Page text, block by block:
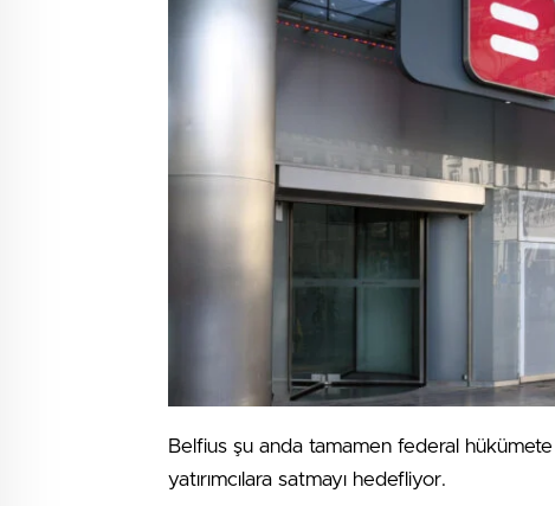
Belfius şu anda tamamen federal hükümete
yatırımcılara satmayı hedefliyor.